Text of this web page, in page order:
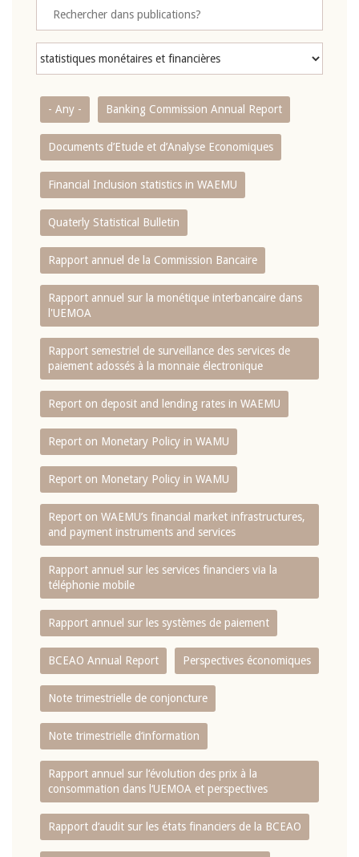
- Any - Banking Commission Annual Report
Documents d’Etude et d’Analyse Economiques
Financial Inclusion statistics in WAEMU
Quaterly Statistical Bulletin
Rapport annuel de la Commission Bancaire
Rapport annuel sur la monétique interbancaire dans
l'UEMOA
Rapport semestriel de surveillance des services de
paiement adossés à la monnaie électronique
Report on deposit and lending rates in WAEMU
Report on Monetary Policy in WAMU
Report on Monetary Policy in WAMU
Report on WAEMU’s financial market infrastructures,
and payment instruments and services
Rapport annuel sur les services financiers via la
téléphonie mobile
Rapport annuel sur les systèmes de paiement
BCEAO Annual Report Perspectives économiques
Note trimestrielle de conjoncture
Note trimestrielle d‘information
Rapport annuel sur l‘évolution des prix à la
consommation dans l‘UEMOA et perspectives
Rapport d‘audit sur les états financiers de la BCEAO